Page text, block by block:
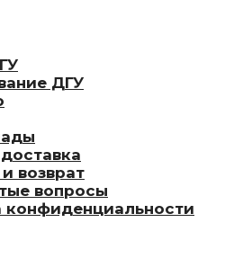
ДГУ
возврат
вопросы
конфиденциальности